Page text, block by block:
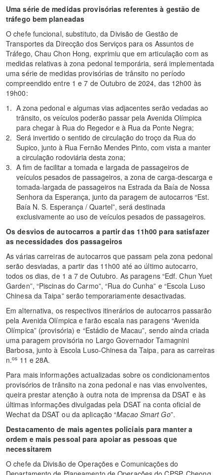
Uma série de medidas provisórias referentes à gestão de
tráfego bem planeadas
O chefe funcional, substituto, da Divisão de Gestão de
Transportes da Direcção dos Serviços para os Assuntos de
Tráfego, Chau Chon Hong, exprimiu que em articulação com as
medidas relativas à zona pedonal temporária, será implementada
uma série de medidas provisórias de trânsito no período
compreendido entre 1 e 7 de Outubro de 2024, das 12h00 às
19h00:
A zona pedonal e algumas vias adjacentes serão vedadas ao
trânsito, os veículos poderão passar pela Avenida Olímpica
para chegar à Rua do Regedor e à Rua da Ponte Negra;
Será invertido o sentido de circulação do troço da Rua do
Supico, junto à Rua Fernão Mendes Pinto, com vista a manter
a circulação rodoviária desta zona;
A fim de facilitar a tomada e largada de passageiros de
veículos pesados de passageiros, a zona de carga-descarga e
tomada-largada de passageiros na Estrada da Baía de Nossa
Senhora da Esperança, junto da paragem de autocarros “Est.
Baía N. S. Esperança / Quartel”, será destinada
exclusivamente ao uso de veículos pesados de passageiros.
Os desvios de autocarros a partir das 11h00 para satisfazer
as necessidades dos passageiros
As várias carreiras de autocarros que passam pela zona pedonal
serão desviadas, a partir das 11h00 até ao último autocarro,
todos os dias, de 1 a 7 de Outubro. As paragens “Edf. Chun Yuet
Garden”, “Piscinas do Carmo”, “Rua do Cunha” e “Escola Luso
Chinesa da Taipa” serão temporariamente desactivadas.
Em alternativa, os respectivos itinerários de autocarros passarão
pela Avenida Olímpica e farão escala nas paragens “Avenida
Olímpica” (provisória) e “Estádio de Macau”, sendo ainda criada
uma paragem provisória no Largo Governador Tamagnini
Barbosa, junto à Escola Luso-Chinesa da Taipa, para as carreiras
n.os 11 e 28A.
Para mais informações actualizadas sobre os condicionamentos
provisórios de trânsito na zona pedonal e nas vias envolventes,
queira prestar atenção à outra nota de imprensa da DSAT e às
últimas informações divulgadas pela DSAT na conta oficial de
Wechat da DSAT ou da aplicação “Macao Smart Go”.
Destacamento de mais agentes policiais para manter a
ordem e mais pessoal para apoiar as pessoas que
necessitarem
​O chefe da Divisão de Operações e Comunicações do